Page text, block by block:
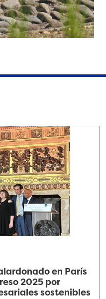
en París
2025 por
sostenibles